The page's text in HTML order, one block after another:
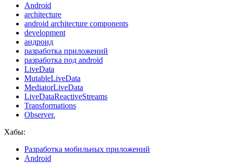
Android
architecture
android architecture components
development
андроид
разработка приложений
разработка под android
LiveData
MutableLiveData
MediatorLiveData
LiveDataReactiveStreams
Transformations
Observer.
Хабы:
Разработка мобильных приложений
Android